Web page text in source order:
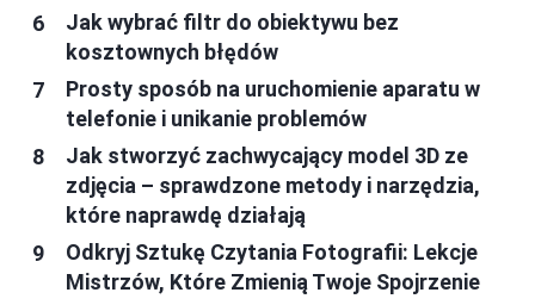
Jak wybrać filtr do obiektywu bez
kosztownych błędów
Prosty sposób na uruchomienie aparatu w
telefonie i unikanie problemów
Jak stworzyć zachwycający model 3D ze
zdjęcia – sprawdzone metody i narzędzia,
które naprawdę działają
Odkryj Sztukę Czytania Fotografii: Lekcje
Mistrzów, Które Zmienią Twoje Spojrzenie